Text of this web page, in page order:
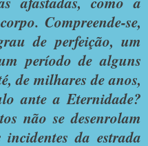
Compreende-se,
de perfeição, um
período de alguns
de milhares de anos,
ante a Eternidade?
não se desenrolam
incidentes da estrada